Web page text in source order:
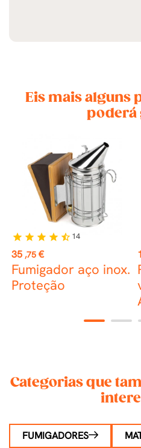
Eis mais alguns
poderá
Preço
35 ,75 €
Fumigador aço inox.
Proteção
star star star star star_half 14
1 2
Categorias que
FUMIGADORES